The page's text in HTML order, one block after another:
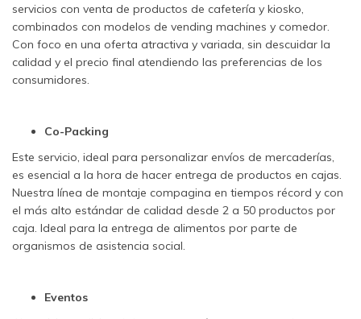
servicios con venta de productos de cafetería y kiosko,
combinados con modelos de vending machines y comedor.
Con foco en una oferta atractiva y variada, sin descuidar la
calidad y el precio final atendiendo las preferencias de los
consumidores.
Co-Packing
Este servicio, ideal para personalizar envíos de mercaderías,
es esencial a la hora de hacer entrega de productos en cajas.
Nuestra línea de montaje compagina en tiempos récord y con
el más alto estándar de calidad desde 2 a 50 productos por
caja. Ideal para la entrega de alimentos por parte de
organismos de asistencia social.
Eventos